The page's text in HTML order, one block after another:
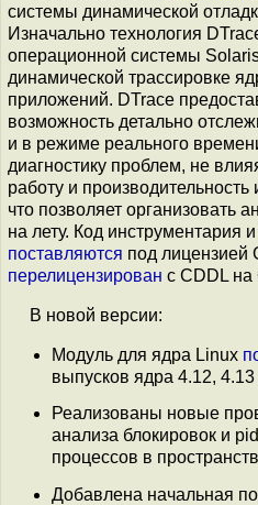
системы динамической
Изначально технология
операционной системы
динамической трассировке
приложений. DTrace
возможность детально
и в режиме реального
диагностику проблем, не
работу и
что позволяет организовать
на лету. Код инструментария
поставляются под лицензией
перелицензирован с CDDL на
В новой версии:
Модуль для ядра Linux
выпусков ядра 4.12, 4.13
Реализованы новые
анализа блокировок и
процессов в
Добавлена начальная